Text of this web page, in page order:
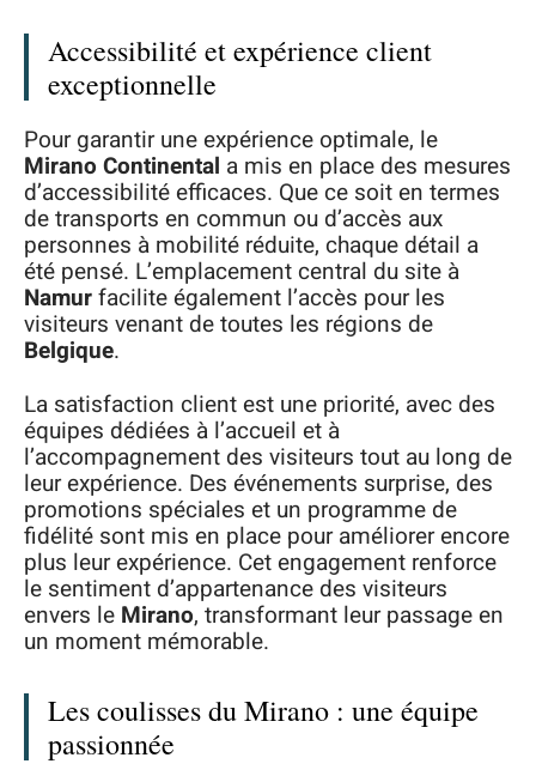
Accessibilité et expérience client
exceptionnelle
Pour garantir une expérience optimale, le
Mirano Continental a mis en place des mesures
d’accessibilité efficaces. Que ce soit en termes
de transports en commun ou d’accès aux
personnes à mobilité réduite, chaque détail a
été pensé. L’emplacement central du site à
Namurfacilite également l’accès pour les
visiteurs venant de toutes les régions de
Belgique.
La satisfaction client est une priorité, avec des
équipes dédiées à l’accueil et à
l’accompagnement des visiteurs tout au long de
leur expérience. Des événements surprise, des
promotions spéciales et un programme de
fidélité sont mis en place pour améliorer encore
plus leur expérience. Cet engagement renforce
le sentiment d’appartenance des visiteurs
envers le Mirano, transformant leur passage en
un moment mémorable.
Les coulisses du Mirano : une équipe
passionnée